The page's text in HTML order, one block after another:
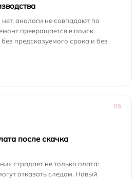
аналоги не совпадают по
превращается в поиск
предсказуемого срока и без
05
после скачка
страдает не только плата:
отказать следом. Новый